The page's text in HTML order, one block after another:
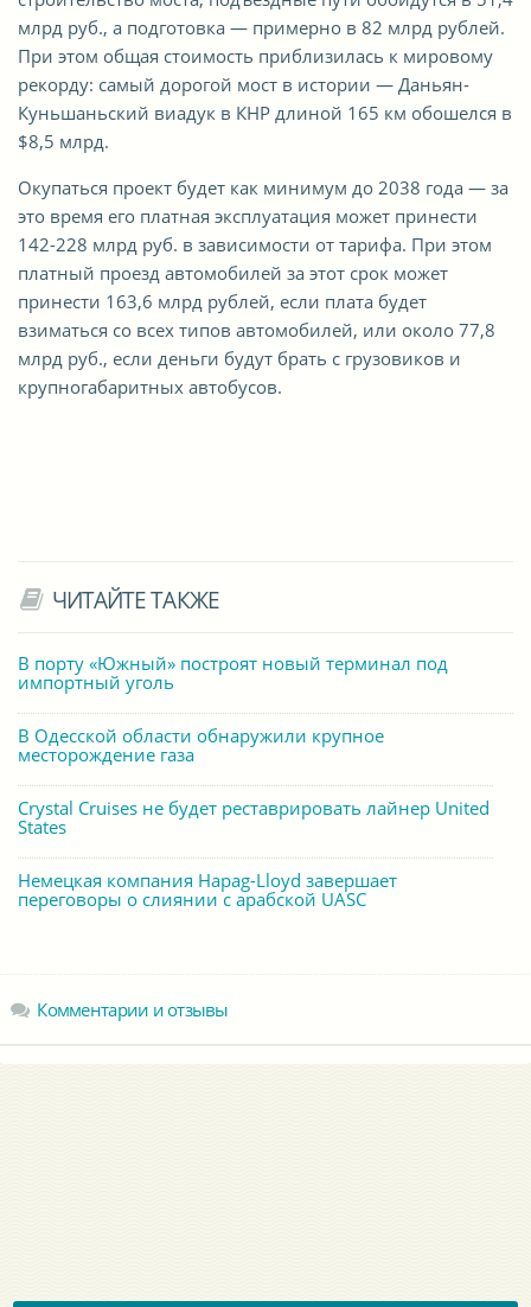
млрд руб., а подготовка — примерно в 82 млрд рублей.
При этом общая стоимость приблизилась к мировому
рекорду: самый дорогой мост в истории — Даньян-
Куньшаньский виадук в КНР длиной 165 км обошелся в
$8,5 млрд.
Окупаться проект будет как минимум до 2038 года — за
это время его платная эксплуатация может принести
142-228 млрд руб. в зависимости от тарифа. При этом
платный проезд автомобилей за этот срок может
принести 163,6 млрд рублей, если плата будет
взиматься со всех типов автомобилей, или около 77,8
млрд руб., если деньги будут брать с грузовиков и
крупногабаритных автобусов.
ЧИТАЙТЕ ТАКЖЕ
В порту «Южный» построят новый терминал под
импортный уголь
В Одесской области обнаружили крупное
месторождение газа
Crystal Cruises не будет реставрировать лайнер United
States
Немецкая компания Hapag-Lloyd завершает
переговоры о слиянии с арабской UASC
Комментарии и отзывы